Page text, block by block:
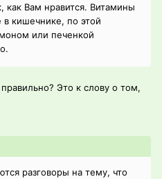
как Вам нравится. Витамины
в кишечнике, по этой
или печенкой
Это к слову о том,
разговоры на тему, что